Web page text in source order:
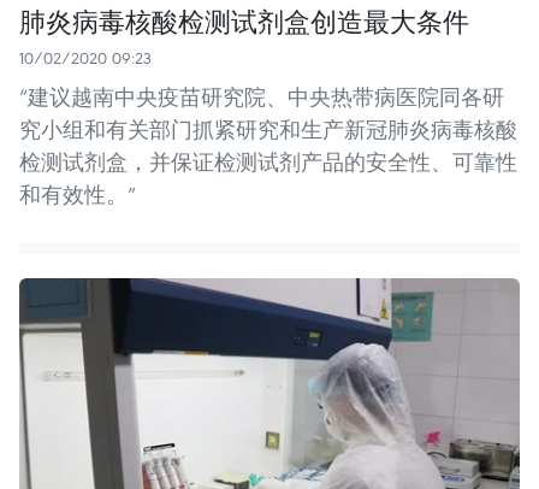
肺炎病毒核酸检测试剂盒创造最大条件
10/02/2020 09:23
“建议越南中央疫苗研究院、中央热带病医院同各研
究小组和有关部门抓紧研究和生产新冠肺炎病毒核酸
检测试剂盒，并保证检测试剂产品的安全性、可靠性
和有效性。”